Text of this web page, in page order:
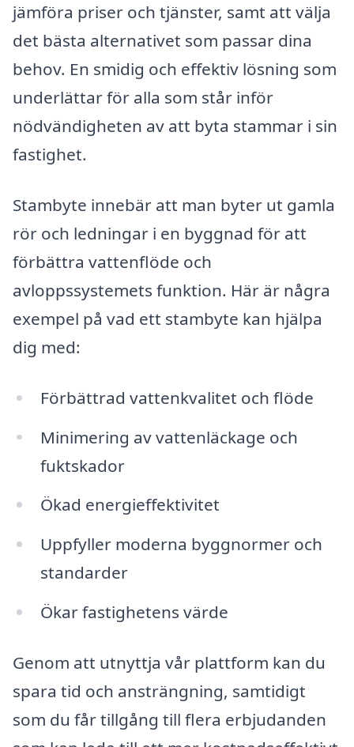
jämföra priser och tjänster, samt att välja
det bästa alternativet som passar dina
behov. En smidig och effektiv lösning som
underlättar för alla som står inför
nödvändigheten av att byta stammar i sin
fastighet.
Stambyte innebär att man byter ut gamla
rör och ledningar i en byggnad för att
förbättra vattenflöde och
avloppssystemets funktion. Här är några
exempel på vad ett stambyte kan hjälpa
dig med:
Förbättrad vattenkvalitet och flöde
Minimering av vattenläckage och
fuktskador
Ökad energieffektivitet
Uppfyller moderna byggnormer och
standarder
Ökar fastighetens värde
Genom att utnyttja vår plattform kan du
spara tid och ansträngning, samtidigt
som du får tillgång till flera erbjudanden